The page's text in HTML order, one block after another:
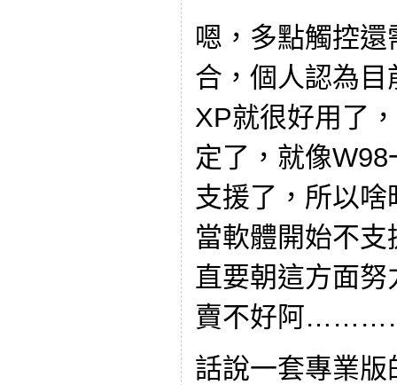
嗯，多點觸控
合，個人認為
XP就很好用了
定了，就像
支援了，所以
當軟體開始不
直要朝這方面
賣不好阿
話說一套專業